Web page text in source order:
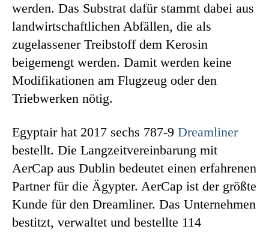
werden. Das Substrat dafür stammt dabei aus
landwirtschaftlichen Abfällen, die als
zugelassener Treibstoff dem Kerosin
beigemengt werden. Damit werden keine
Modifikationen am Flugzeug oder den
Triebwerken nötig.
Egyptair hat 2017 sechs 787-9 Dreamliner
bestellt. Die Langzeitvereinbarung mit
AerCap aus Dublin bedeutet einen erfahrenen
Partner für die Ägypter. AerCap ist der größte
Kunde für den Dreamliner. Das Unternehmen
bestitzt, verwaltet und bestellte 114